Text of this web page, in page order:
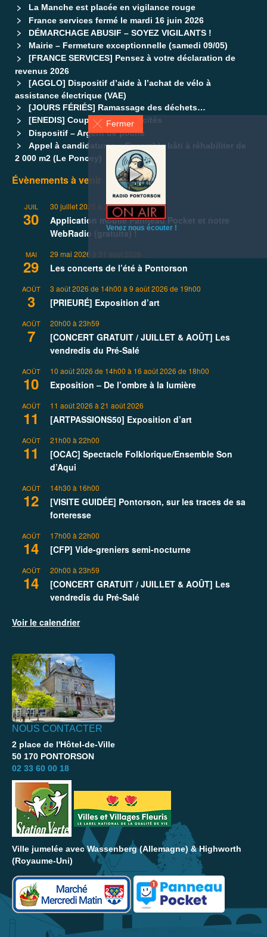
Fermer
Venez nous écouter !
La Manche est placée en vigilance rouge
France services fermé le mardi 16 juin 2026
DÉMARCHAGE ABUSIF – SOYEZ VIGILANTS !
Mairie – Fermeture exceptionnelle (samedi 09/05)
[FRANCE SERVICES] Pensez à votre déclaration de
revenus 2026
[AGGLO] Dispositif d’aide à l’achat de vélo à
assistance électrique (VAE)
[JOURS FÉRIÉS] Ramassage des déchets…
[ENEDIS] Coupures d’électricités
Dispositif – Argent de poche
Appel à candidatures – Ensemble bâti à réhabiliter de
2 000 m2 (Le Poncey)
Évènements à venir
JUIL
30
30 juillet 2025 à 31 décembre 2026
Application mobile Panneau Pocket et notre
WebRadio (gratuits) !
MAI
29
29 mai 2026 à 31 août 2026
Les concerts de l’été à Pontorson
AOÛT
3
3 août 2026 de 14h00 à 9 août 2026 de 19h00
[PRIEURÉ] Exposition d’art
AOÛT
7
20h00 à 23h59
[CONCERT GRATUIT / JUILLET & AOÛT] Les
vendredis du Pré-Salé
AOÛT
10
10 août 2026 de 14h00 à 16 août 2026 de 18h00
Exposition – De l’ombre à la lumière
AOÛT
11
11 août 2026 à 21 août 2026
[ARTPASSIONS50] Exposition d’art
AOÛT
11
21h00 à 22h00
[OCAC] Spectacle Folklorique/Ensemble Son
d’Aqui
AOÛT
12
14h30 à 16h00
[VISITE GUIDÉE] Pontorson, sur les traces de sa
forteresse
AOÛT
14
17h00 à 22h00
[CFP] Vide-greniers semi-nocturne
AOÛT
14
20h00 à 23h59
[CONCERT GRATUIT / JUILLET & AOÛT] Les
vendredis du Pré-Salé
Voir le calendrier
NOUS CONTACTER
2 place de l'Hôtel-de-Ville
50 170 PONTORSON
02 33 60 00 18
Ville jumelée avec Wassenberg (Allemagne) & Highworth
(Royaume-Uni)